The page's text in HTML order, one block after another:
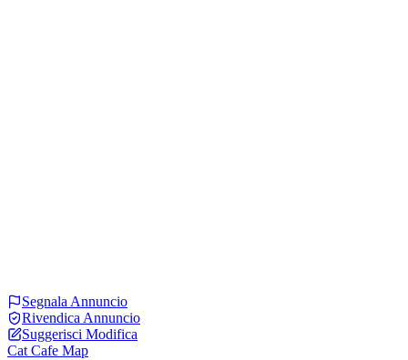
Segnala Annuncio
Rivendica Annuncio
Suggerisci Modifica
Cat Cafe Map